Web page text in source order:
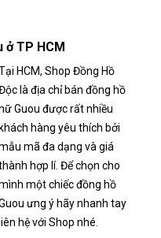
ở TP HCM
HCM, Shop Đồng Hồ
là địa chỉ bán đồng hồ
Guou được rất nhiều
khách hàng yêu thích bởi
mã đa dạng và giá
hợp lí. Để chọn cho
một chiếc đồng hồ
ưng ý hãy nhanh tay
liên hệ với Shop nhé.